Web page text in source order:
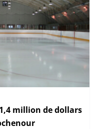
million de dollars